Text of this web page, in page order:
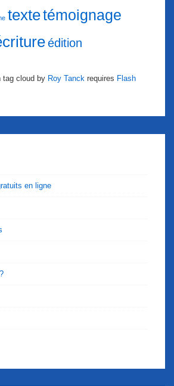
textetémoignage
édition
tag cloud by Roy Tanck requires Flash
en ligne